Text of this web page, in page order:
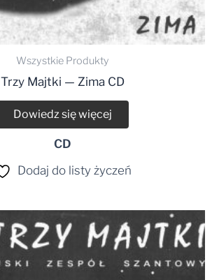
Wszystkie Produkty
Trzy Majtki — Zima CD
Dowiedz się więcej
CD
Dodaj do listy życzeń